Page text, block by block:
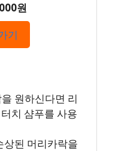
원
기
원하신다면 리
치 샴푸를 사용
상된 머리카락을